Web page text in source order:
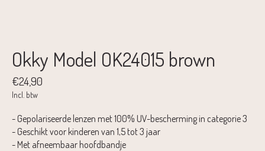
Okky Model OK24015 brown
€24,90
Incl. btw
- Gepolariseerde lenzen met 100% UV-bescherming in categorie 3
- Geschikt voor kinderen van 1,5 tot 3 jaar
- Met afneembaar hoofdbandje